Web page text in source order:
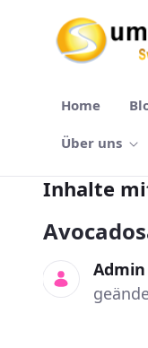
Zum Hauptinhalt
Home
Über uns
Inhalte